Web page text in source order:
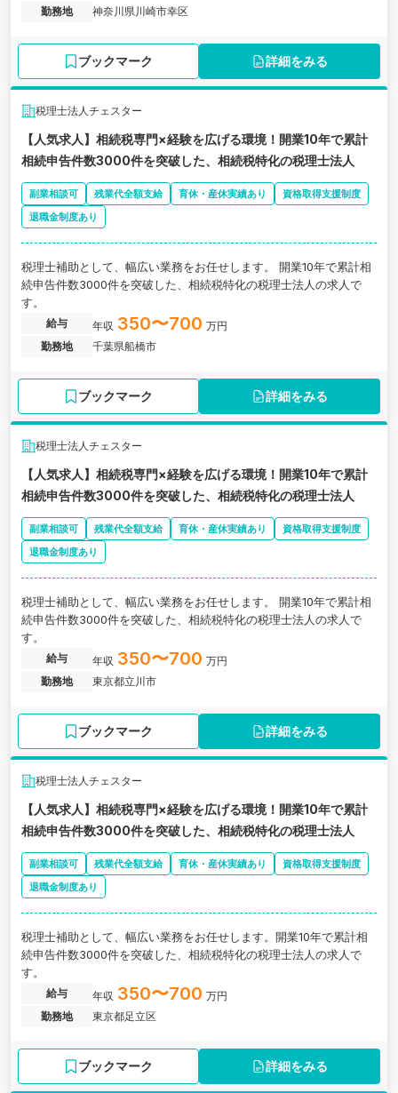
勤務地
神奈川県川崎市幸区
ブックマーク 詳細をみる
税理士法人チェスター
【人気求人】相続税専門×経験を広げる環境！開業10年で累計
相続申告件数3000件を突破した、相続税特化の税理士法人
副業相談可 残業代全額支給 育休・産休実績あり
資格取得支援制度
退職金制度あり
税理士補助として、幅広い業務をお任せします。 開業10年で累計相
続申告件数3000件を突破した、相続税特化の税理士法人の求人で
す。
給与 年収 350〜700 万円
勤務地
千葉県船橋市
ブックマーク 詳細をみる
税理士法人チェスター
【人気求人】相続税専門×経験を広げる環境！開業10年で累計
相続申告件数3000件を突破した、相続税特化の税理士法人
副業相談可 残業代全額支給 育休・産休実績あり
資格取得支援制度
退職金制度あり
税理士補助として、幅広い業務をお任せします。 開業10年で累計相
続申告件数3000件を突破した、相続税特化の税理士法人の求人で
す。
給与 年収 350〜700 万円
勤務地
東京都立川市
ブックマーク 詳細をみる
税理士法人チェスター
【人気求人】相続税専門×経験を広げる環境！開業10年で累計
相続申告件数3000件を突破した、相続税特化の税理士法人
副業相談可 残業代全額支給 育休・産休実績あり
資格取得支援制度
退職金制度あり
税理士補助として、幅広い業務をお任せします。開業10年で累計相
続申告件数3000件を突破した、相続税特化の税理士法人の求人で
す。
給与 年収 350〜700 万円
勤務地
東京都足立区
ブックマーク 詳細をみる